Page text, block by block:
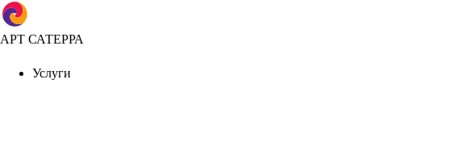
АРТ САТЕРРА
Услуги